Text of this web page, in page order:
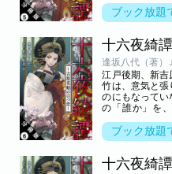
きた──。天涯
描く純愛物語！
ブック放題
逢坂八代（著）
江戸後期、新吉
竹は、意気と張
のにもなって
の「誰か」を
きた──。天涯
描く純愛物語！
ブック放題